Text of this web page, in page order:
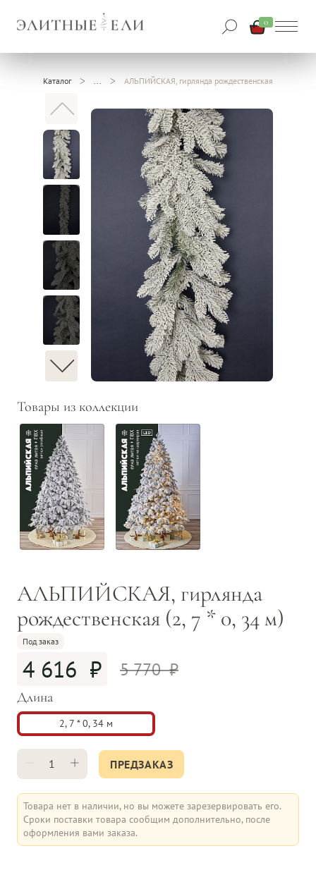
0
Каталог АЛЬПИЙСКАЯ, гирлянда рождественская
Товары из коллекции
АЛЬПИЙСКАЯ, гирлянда
рождественская (2, 7 * 0, 34 м)
Под заказ
5 770
4 616
Длина
2, 7 * 0, 34 м
ПРЕДЗАКАЗ
Товара нет в наличии, но вы можете зарезервировать его.
Сроки поставки товара сообщим дополнительно, после
оформления вами заказа.